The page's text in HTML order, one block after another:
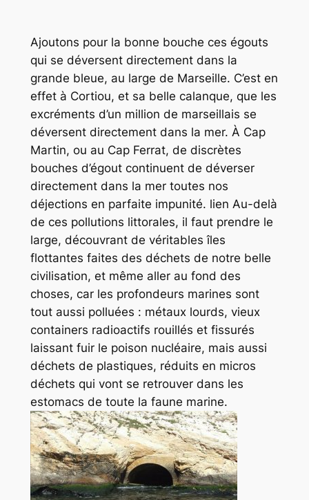
Ajoutons pour la bonne bouche ces égouts
qui se déversent directement dans la
grande bleue, au large de Marseille. C’est en
effet à Cortiou, et sa belle calanque, que les
excréments d’un million de marseillais se
déversent directement dans la mer. À Cap
Martin, ou au Cap Ferrat, de discrètes
bouches d’égout continuent de déverser
directement dans la mer toutes nos
déjections en parfaite impunité. lien Au-delà
de ces pollutions littorales, il faut prendre le
large, découvrant de véritables îles
flottantes faites des déchets de notre belle
civilisation, et même aller au fond des
choses, car les profondeurs marines sont
tout aussi polluées : métaux lourds, vieux
containers radioactifs rouillés et fissurés
laissant fuir le poison nucléaire, mais aussi
déchets de plastiques, réduits en micros
déchets qui vont se retrouver dans les
estomacs de toute la faune marine.